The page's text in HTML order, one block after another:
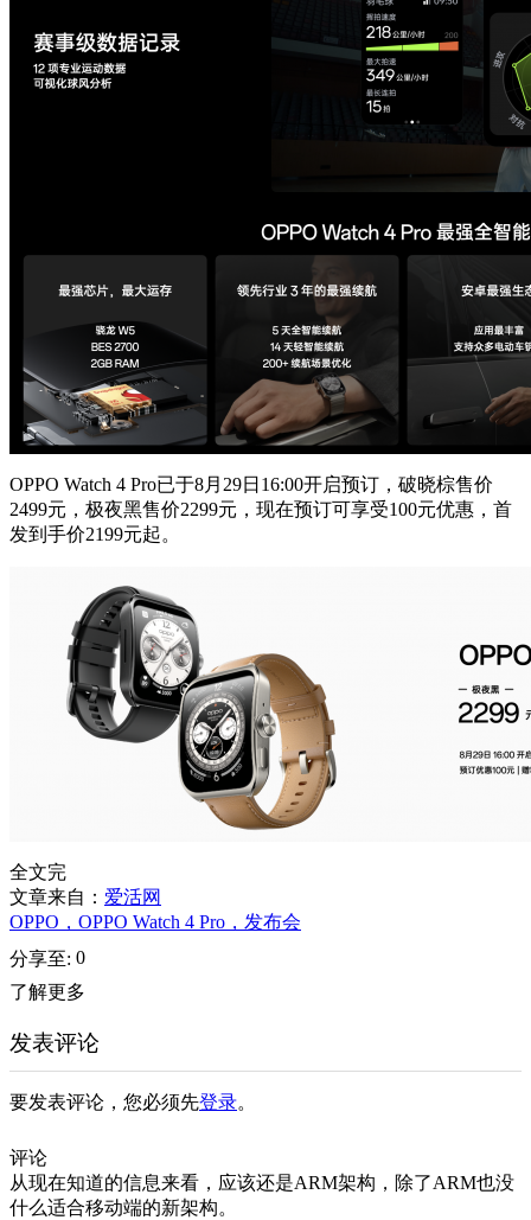
OPPO Watch 4 Pro已于8月29日16:00开启预订，破晓棕售价
2499元，极夜黑售价2299元，现在预订可享受100元优惠，首
发到手价2199元起。
全文完
文章来自： 爱活网
OPPO，OPPO Watch 4 Pro，发布会
分享至: 0
了解更多
发表评论
要发表评论，您必须先登录。
评论
从现在知道的信息来看，应该还是ARM架构，除了ARM也没
什么适合移动端的新架构。